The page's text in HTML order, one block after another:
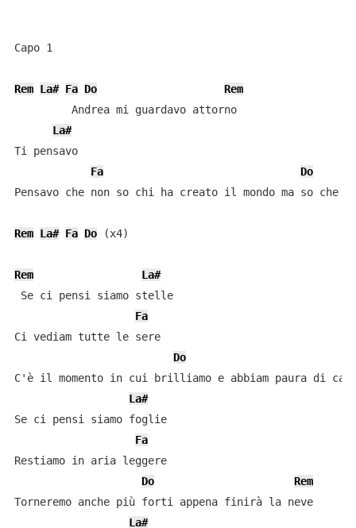
Capo 1
Rem La# Fa Do
Rem
         Andrea mi guardavo attorno
La#
Ti pensavo
Fa
Do
Pensavo che non so chi ha creato il mondo ma so che
Rem La# Fa Do (x4)
Rem
La#
Se ci pensi siamo stelle
Fa
Ci vediam tutte le sere
Do
C'è il momento in cui brilliamo e abbiam paura di
La#
Se ci pensi siamo foglie
Fa
Restiamo in aria leggere
Do
Rem
Torneremo anche più forti appena finirà la neve
La#